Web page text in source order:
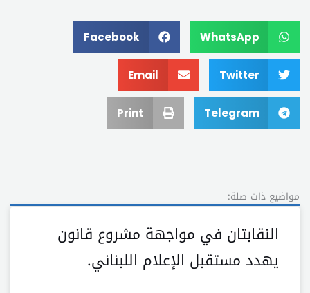
WhatsApp
Facebook
Twitter
Email
Telegram
Print
مواضيع ذات صلة:
النقابتان في مواجهة مشروع قانون
يهدد مستقبل الإعلام اللبناني.